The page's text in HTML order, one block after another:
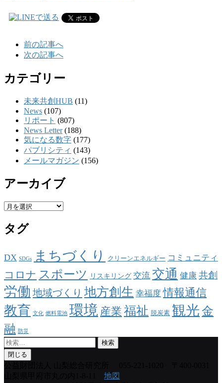
前の記事へ
次の記事へ
カテゴリー
未来共創HUB (11)
News (107)
リポート (807)
News Letter(188)
気になる数字 (177)
パブリシティ (143)
メールマガジン (156)
アーカイブ
ア
カ
イ
タグ
DX SDGs まちづくり クリーンエネルギー コミュニティ
コロナ スポーツ リスキリング 交流 交通 健康 共創
労働 地域づくり 地方創生 幸福度 情報通信
教育 文化 燃料電池 環境 産業 福祉 脱炭素 観光金
融
防災
検
索:閉じる
地図